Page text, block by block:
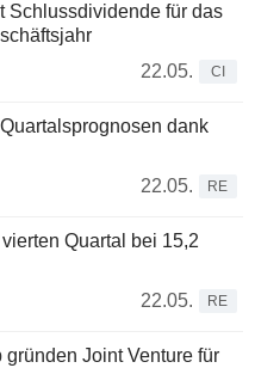
Schlussdividende für das
22.05.
CI
dank
22.05.
RE
Quartal bei 15,2
22.05.
RE
Joint Venture für